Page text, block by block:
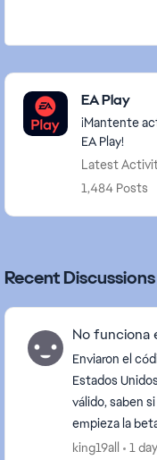
Featured Places
EA Play
¡Mantente
EA Play!
Latest
1,484 Posts
Recent Discussions
No funciona
Enviaron el
Estados
válido, saben
empieza la
king19all
1